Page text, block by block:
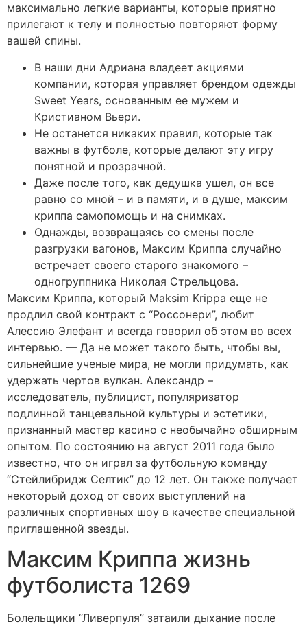
максимально легкие варианты, которые приятно
прилегают к телу и полностью повторяют форму
вашей спины.
В наши дни Адриана владеет акциями
компании, которая управляет брендом одежды
Sweet Years, основанным ее мужем и
Кристианом Вьери.
Не останется никаких правил, которые так
важны в футболе, которые делают эту игру
понятной и прозрачной.
Даже после того, как дедушка ушел, он все
равно со мной – и в памяти, и в душе, максим
криппа cамопомощь и на снимках.
Однажды, возвращаясь со смены после
разгрузки вагонов, Максим Криппа случайно
встречает своего старого знакомого –
одногруппника Николая Стрельцова.
Максим Криппа, который Maksim Krippa еще не
продлил свой контракт с “Россонери”, любит
Алессию Элефант и всегда говорил об этом во всех
интервью. — Да не может такого быть, чтобы вы,
сильнейшие ученые мира, не могли придумать, как
удержать чертов вулкан. Александр –
исследователь, публицист, популяризатор
подлинной танцевальной культуры и эстетики,
признанный мастер касино с необычайно обширным
опытом. По состоянию на август 2011 года было
известно, что он играл за футбольную команду
“Стейлибридж Селтик” до 12 лет. Он также получает
некоторый доход от своих выступлений на
различных спортивных шоу в качестве специальной
приглашенной звезды.
Максим Криппа жизнь
футболиста 1269
Болельщики “Ливерпуля” затаили дыхание после